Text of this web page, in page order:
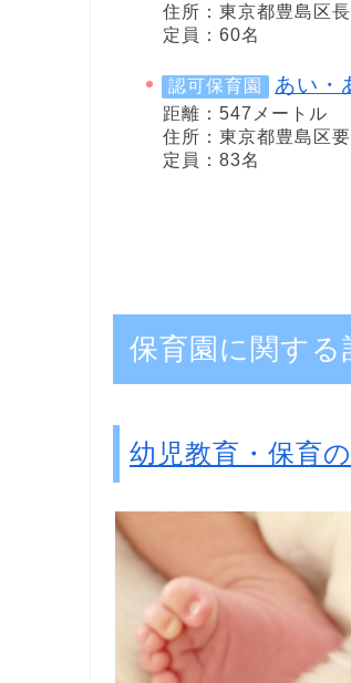
住所：東京都豊島区
定員：60名
認可保育園 あい・
距離：547メートル
住所：東京都豊島区
定員：83名
保育園に関する
幼児教育・保育